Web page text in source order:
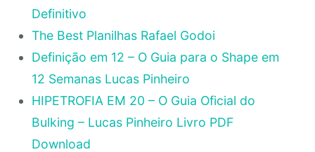
Definitivo
The Best Planilhas Rafael Godoi
Definição em 12 – O Guia para o Shape em
12 Semanas Lucas Pinheiro
HIPETROFIA EM 20 – O Guia Oficial do
Bulking – Lucas Pinheiro Livro PDF
Download